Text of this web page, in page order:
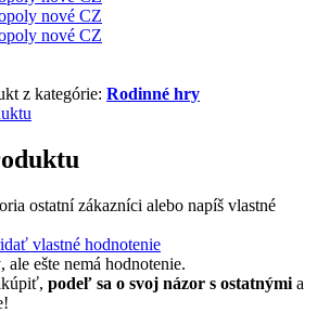
z kategórie: Rodinné hry
ostatní zákazníci alebo napíš vlastné
vlastné hodnotenie
ešte nemá hodnotenie.
podeľ sa o svoj názor s ostatnými a